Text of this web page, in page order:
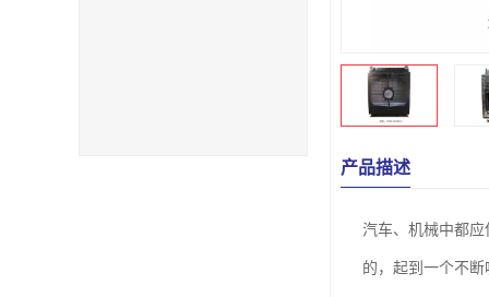
产品描述
汽车、机械中都
的，起到一个不